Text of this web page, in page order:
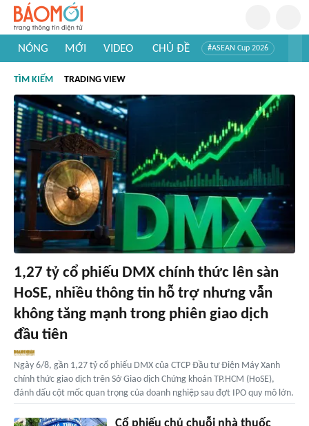
NÓNG MỚI VIDEO CHỦ ĐỀ #ASEAN Cup 2026
#Khám phá Việt Nam
#Khám phá thế giới
TÌM KIẾM TRADING VIEW
1,27 tỷ cổ phiếu DMX chính thức lên sàn
HoSE, nhiều thông tin hỗ trợ nhưng vẫn
không tăng mạnh trong phiên giao dịch
đầu tiên
Ngày 6/8, gần 1,27 tỷ cổ phiếu DMX của CTCP Đầu tư Điện Máy Xanh
chính thức giao dịch trên Sở Giao dịch Chứng khoán TP.HCM (HoSE),
đánh dấu cột mốc quan trọng của doanh nghiệp sau đợt IPO quy mô lớn.
Cổ phiếu chủ chuỗi nhà thuốc